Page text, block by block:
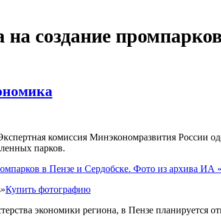
на создание
комиссия Минэкономразвития России
парков.
Купить фотографию
экономики региона, в Пензе планируется